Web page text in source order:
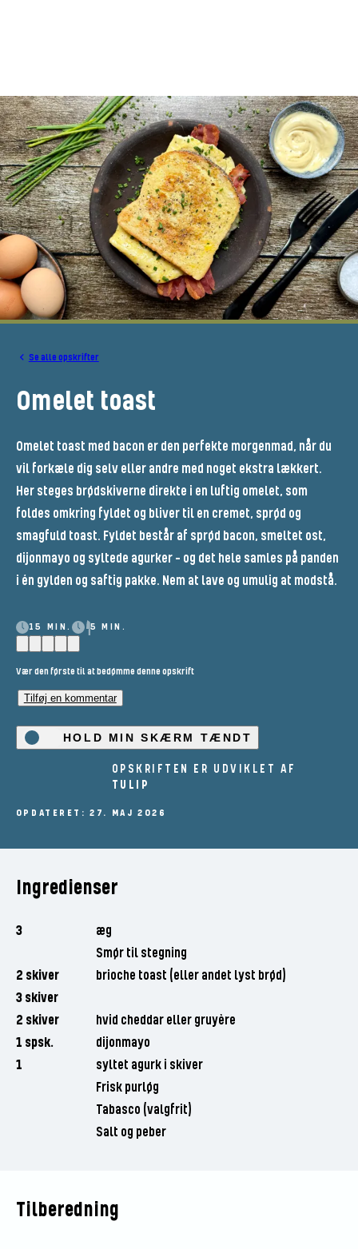
Se alle opskrifter
Omelet toast
Omelet toast med bacon er den perfekte morgenmad, når du
vil forkæle dig selv eller andre med noget ekstra lækkert.
Her steges brødskiverne direkte i en luftig omelet, som
foldes omkring fyldet og bliver til en cremet, sprød og
smagfuld toast. Fyldet består af sprød bacon, smeltet ost,
dijonmayo og syltede agurker – og det hele samles på panden
i én gylden og saftig pakke. Nem at lave og umulig at modstå.
15 MIN. 5 MIN.
Vær den første til at bedømme denne opskrift
Tilføj en kommentar
HOLD MIN SKÆRM TÆNDT
OPSKRIFTEN ER UDVIKLET AF
TULIP
OPDATERET: 27. MAJ 2026
Ingredienser
3
æg
Smør til stegning
2 skiver
brioche toast (eller andet lyst brød)
3 skiver
2 skiver
hvid cheddar eller gruyère
1 spsk.
dijonmayo
1
syltet agurk i skiver
Frisk purløg
Tabasco (valgfrit)
Salt og peber
Tilberedning